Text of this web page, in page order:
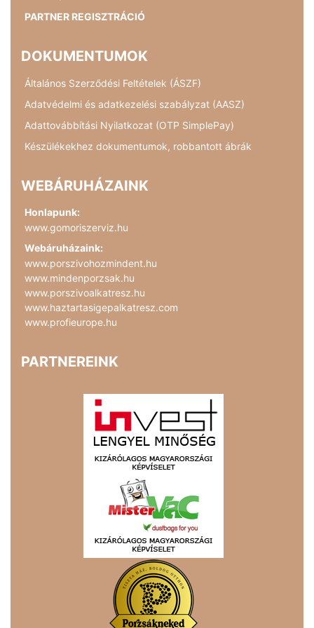
PARTNER REGISZTRÁCIÓ
DOKUMENTUMOK
Általános Szerződési Feltételek (ÁSZF)
Adatvédelmi és adatkezelési szabályzat (AASZ)
Adattovábbítási Nyilatkozat (OTP SimplePay)
Készülékekhez dokumentumok, robbantott ábrák
WEBÁRUHÁZAINK
Honlapunk:
www.gomoriszerviz.hu
Webáruházaink:
www.porszivohozmindent.hu
www.mindenporzsak.hu
www.porszivoalkatresz.hu
www.haztartasigepalkatresz.com
www.profieurope.hu
PARTNEREINK